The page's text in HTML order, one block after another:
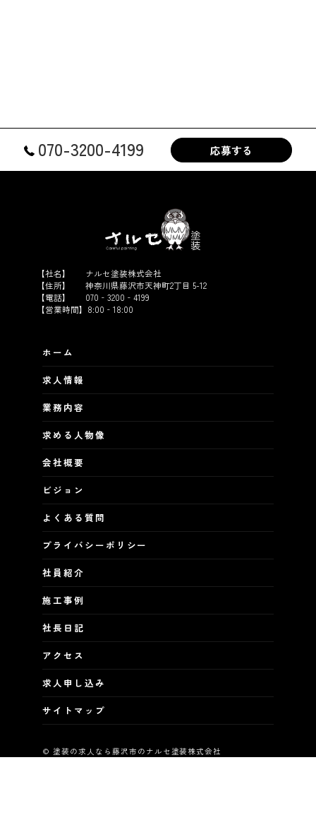
070-3200-4199 応募する
ホーム
求人情報
業務内容
求める人物像
会社概要
ビジョン
よくある質問
プライバシーポリシー
社員紹介
施工事例
社長日記
アクセス
求人申し込み
サイトマップ
© 塗装の求人なら藤沢市のナルセ塗装株式会社